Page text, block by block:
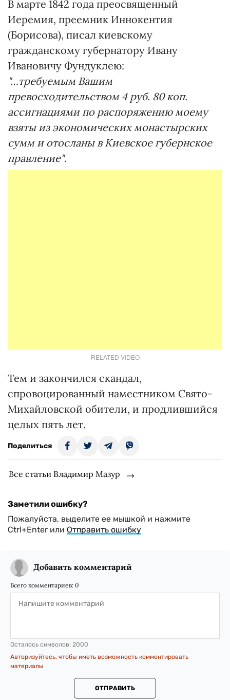
В марте 1842 года преосвященный
Иеремия, преемник Иннокентия
(Борисова), писал киевскому
гражданскому губернатору Ивану
Ивановичу Фундуклею:
"…требуемым Вашим
превосходительством 4 руб. 80 коп.
ассигнациями по распоряжению моему
взяты из экономических монастырских
сумм и отосланы в Киевское губернское
правление".
RELATED VIDEO
Тем и закончился скандал,
спровоцированный наместником Свято-
Михайловской обители, и продлившийся
целых пять лет.
Поделиться
Все статьи Владимир Мазур
Заметили ошибку?
Пожалуйста, выделите ее мышкой и нажмите
Ctrl+Enter или Отправить ошибку
Добавить комментарий
Всего комментариев: 0
Осталось символов: 2000
Авторизуйтесь, чтобы иметь возможность комментировать
материалы
ОТПРАВИТЬ